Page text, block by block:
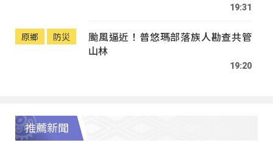
19:31
原鄉 防災
颱風逼近！普悠瑪部落族人勘查共管
山林
19:20
推薦新聞